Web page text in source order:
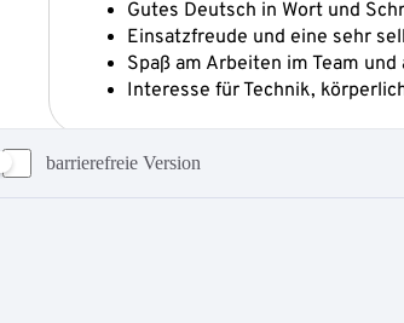
barrierefreie Version